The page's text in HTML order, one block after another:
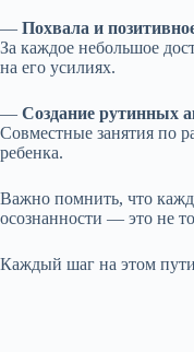
— Похвала и
За каждое небольшое
на его усилиях.
— Создание рутинных
Совместные занятия по
ребенка.
Важно помнить, что
осознанности — это не
Каждый шаг на этом